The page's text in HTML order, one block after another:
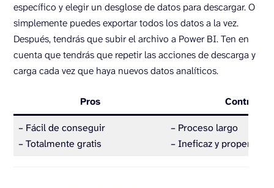
específico y elegir un desglose de datos para descargar. O
simplemente puedes exportar todos los datos a la vez.
Después, tendrás que subir el archivo a Power BI. Ten en
cuenta que tendrás que repetir las acciones de descarga y
carga cada vez que haya nuevos datos analíticos.
Pros Contras
– Fácil de conseguir
– Totalmente gratis
– Proceso largo
– Ineficaz y propenso